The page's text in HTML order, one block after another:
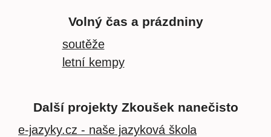
Volný čas a prázdniny
soutěže
letní kempy
Další projekty Zkoušek nanečisto
e-jazyky.cz - naše jazyková škola